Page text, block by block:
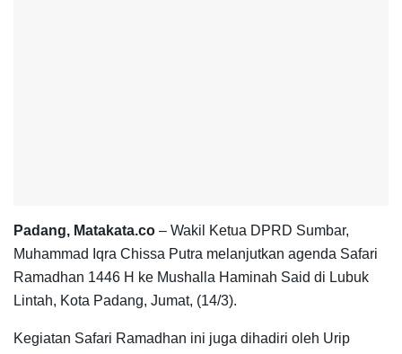
Padang, Matakata.co – Wakil Ketua DPRD Sumbar,
Muhammad Iqra Chissa Putra melanjutkan agenda Safari
Ramadhan 1446 H ke Mushalla Haminah Said di Lubuk
Lintah, Kota Padang, Jumat, (14/3).
Kegiatan Safari Ramadhan ini juga dihadiri oleh Urip